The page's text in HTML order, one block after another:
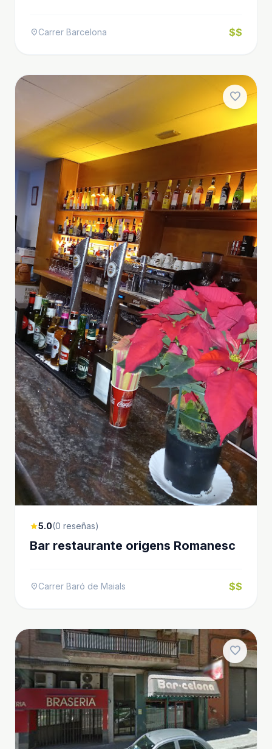
location_onCarrer Barcelona $$
favorite
star5.0(0 reseñas)
Bar restaurante origens Romanesc
location_onCarrer Baró de Maials $$
favorite